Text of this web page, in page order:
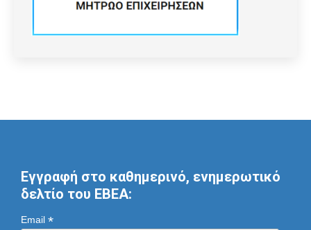
Εγγραφή στο καθημερινό, ενημερωτικό
δελτίο του ΕΒΕΑ:
Email *